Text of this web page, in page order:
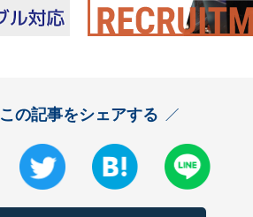
この記事をシェアする